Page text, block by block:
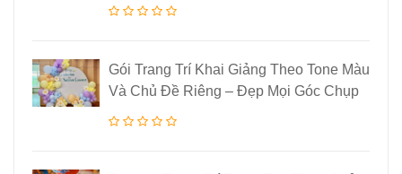
Gói Trang Trí Khai Giảng Theo Tone Màu
Và Chủ Đề Riêng – Đẹp Mọi Góc Chụp